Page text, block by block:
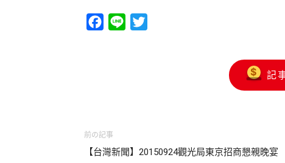
Facebook
Line
記
前の記事
【台灣新聞】20150924觀光局東京招商懇親晚宴